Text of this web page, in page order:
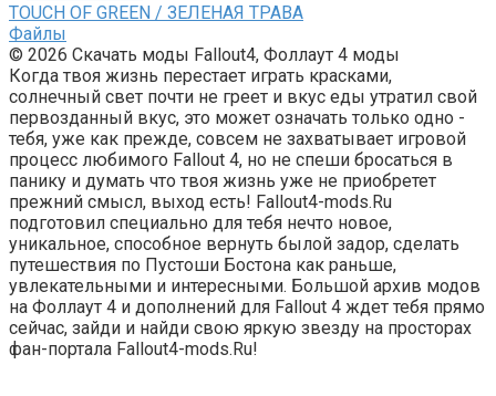
TOUCH OF GREEN / ЗЕЛЕНАЯ ТРАВА
Файлы
© 2026 Скачать моды Fallout4, Фоллаут 4 моды
Когда твоя жизнь перестает играть красками,
солнечный свет почти не греет и вкус еды утратил свой
первозданный вкус, это может означать только одно -
тебя, уже как прежде, совсем не захватывает игровой
процесс любимого Fallout 4, но не спеши бросаться в
панику и думать что твоя жизнь уже не приобретет
прежний смысл, выход есть! Fallout4-mods.Ru
подготовил специально для тебя нечто новое,
уникальное, способное вернуть былой задор, сделать
путешествия по Пустоши Бостона как раньше,
увлекательными и интересными. Большой архив модов
на Фоллаут 4 и дополнений для Fallout 4 ждет тебя прямо
сейчас, зайди и найди свою яркую звезду на просторах
фан-портала Fallout4-mods.Ru!